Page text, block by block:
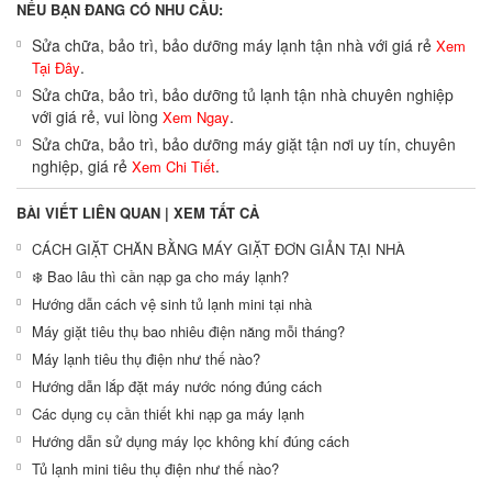
NẾU BẠN ĐANG CÓ NHU CẦU:
Sửa chữa, bảo trì, bảo dưỡng máy lạnh tận nhà với giá rẻ Xem
Tại Đây.
Sửa chữa, bảo trì, bảo dưỡng tủ lạnh tận nhà chuyên nghiệp
với giá rẻ, vui lòng Xem Ngay.
Sửa chữa, bảo trì, bảo dưỡng máy giặt tận nơi uy tín, chuyên
nghiệp, giá rẻ Xem Chi Tiết.
BÀI VIẾT LIÊN QUAN | XEM TẤT CẢ
CÁCH GIẶT CHĂN BẰNG MÁY GIẶT ĐƠN GIẢN TẠI NHÀ
❄️ Bao lâu thì cần nạp ga cho máy lạnh?
Hướng dẫn cách vệ sinh tủ lạnh mini tại nhà
Máy giặt tiêu thụ bao nhiêu điện năng mỗi tháng?
Máy lạnh tiêu thụ điện như thế nào?
Hướng dẫn lắp đặt máy nước nóng đúng cách
Các dụng cụ cần thiết khi nạp ga máy lạnh
Hướng dẫn sử dụng máy lọc không khí đúng cách
Tủ lạnh mini tiêu thụ điện như thế nào?